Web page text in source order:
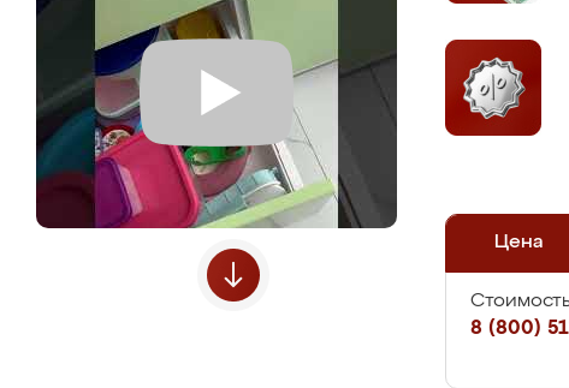
Цена
8 (800)